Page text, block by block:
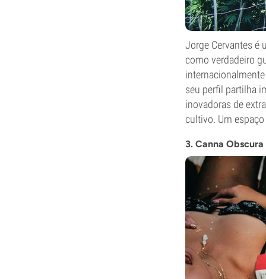
Jorge Cervantes é
como verdadeiro
seu perfil partilha
inovadoras de
cultivo. Um
3. Canna Obscura